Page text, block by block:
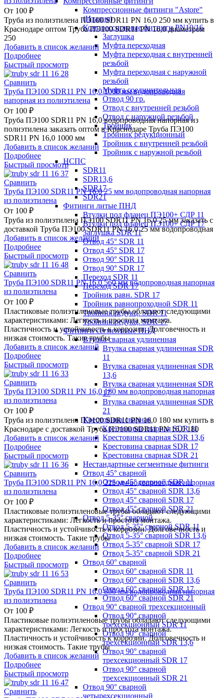
Компрессионные фитинги "Astore"
(Италия)
Компрессионные фитинги PN10/16
Заглушка
Муфта переходная
Муфта переходная с внутренней
резьбой
Муфта переходная с наружной
резьбой
Муфта соединительная
Отвод 90 гр.
Отвод с внутренней резьбой
Отвод с наружной резьбой
Тройник
Тройник редукционный
Тройник с внутренней резьбой
Тройник с наружной резьбой
НСПС
SDR11
SDR13,6
SDR17
SDR21
Фитинги литые ПНД
Втулки под фланец ПЭ100+ СДР 11
Втулки под фланец ПЭ100+ СДР 17
Заглушка SDR 11
Отвод 45° SDR 11
Отвод 45° SDR 17
Отвод 90° SDR 11
Отвод 90° SDR 17
Переход SDR 11
Переход SDR 17
Тройник равн. SDR 17
Тройник равнопроходной SDR 11
Тройник редукц. SDR 11
Тройник редукц. SDR 17
Фитинги сегментные ПНД
Втулка сварная удлиненная
Втулка сварная удлиненная SDR
11
Втулка сварная удлиненная SDR
13,6
Втулка сварная удлиненная SDR
17
Втулка сварная удлиненная SDR
21
Крестовина сварная
Крестовина сварная SDR 11
Крестовина сварная SDR 13,6
Крестовина сварная SDR 17
Крестовина сварная SDR 21
Нестандартные сегментные фитинги
Отвод 45° сварной
Отвод 45° сварной SDR 11
Отвод 45° сварной SDR 13,6
Отвод 45° сварной SDR 17
Отвод 45° сварной SDR 21
Отвод 5-35° сварной
Отвод 5-35° сварной SDR 11
Отвод 5-35° сварной SDR 13,6
Отвод 5-35° сварной SDR 17
Отвод 5-35° сварной SDR 21
Отвод 60° сварной
Отвод 60° сварной SDR 11
Отвод 60° сварной SDR 13,6
Отвод 60° сварной SDR 17
Отвод 60° сварной SDR 21
Отвод 90° сварной трехсекционный
Отвод 90° сварной
трехсекционный SDR 11
Отвод 90° сварной
трехсекционный SDR 13,6
Отвод 90° сварной
трехсекционный SDR 17
Отвод 90° сварной
трехсекционный SDR 21
Отвод 90° сварной
четырехсекционный
От 100 ₽
Труба из полиэтилена ПЭ100 SDR11 PN 16,0 250 мм купить в
Краснодаре оптом Труба ПЭ100 SDR11 PN 16,0 диаметром
250
Добавить в список желаний
Подробнее
Быстрый просмотр
Сравнить
Труба ПЭ100 SDR11 PN 16,0 1000 мм водопроводная
напорная из полиэтилена
От 100 ₽
Труба ПЭ100 SDR11 PN 16,0 водопроводная напорная из
полиэтилена заказать оптом в Краснодаре Труба ПЭ100
SDR11 PN 16,0 1000 мм
Добавить в список желаний
Подробнее
Быстрый просмотр
Сравнить
Труба ПЭ100 SDR11 PN 16,0 25 мм водопроводная напорная
из полиэтилена
От 100 ₽
Труба из полиэтилена ПЭ100 SDR11 PN 16,0 25 мм заказать с
доставкой Труба ПЭ100 SDR11 PN 16,0 25 мм водопроводная
Добавить в список желаний
Подробнее
Быстрый просмотр
Сравнить
Труба ПЭ100 SDR11 PN 16,0 560 мм водопроводная напорная
из полиэтилена
От 100 ₽
Пластиковые полиэтиленовые трубы обладают следующими
характеристиками: Легкость и простота монтажа.
Пластичность и устойчивость к коррозии. Долговечность и
низкая стоимость. Такие трубы
Добавить в список желаний
Подробнее
Быстрый просмотр
Сравнить
Труба ПЭ100 SDR11 PN 16,0 180 мм водопроводная напорная
из полиэтилена
От 100 ₽
Труба из полиэтилена ПЭ100 SDR11 PN 16,0 180 мм купить в
Краснодаре с доставкой Труба ПЭ100 SDR11 PN 16,0 180
Добавить в список желаний
Подробнее
Быстрый просмотр
Сравнить
Труба ПЭ100 SDR11 PN 16,0 225 мм водопроводная напорная
из полиэтилена
От 100 ₽
Пластиковые полиэтиленовые трубы обладают следующими
характеристиками: Легкость и простота монтажа.
Пластичность и устойчивость к коррозии. Долговечность и
низкая стоимость. Такие трубы
Добавить в список желаний
Подробнее
Быстрый просмотр
Сравнить
Труба ПЭ100 SDR11 PN 16,0 800 мм водопроводная напорная
из полиэтилена
От 100 ₽
Пластиковые полиэтиленовые трубы обладают следующими
характеристиками: Легкость и простота монтажа.
Пластичность и устойчивость к коррозии. Долговечность и
низкая стоимость. Такие трубы
Добавить в список желаний
Подробнее
Быстрый просмотр
Сравнить